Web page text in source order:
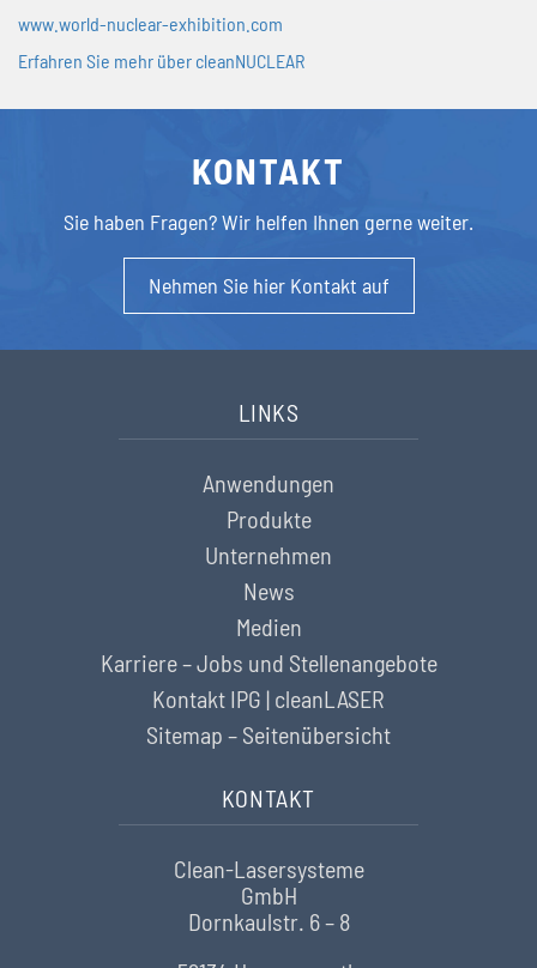
www.world-nuclear-exhibition.com
Erfahren Sie mehr über cleanNUCLEAR
KONTAKT
Sie haben Fragen? Wir helfen Ihnen gerne weiter.
Nehmen Sie hier Kontakt auf
LINKS
Anwendungen
Produkte
Unternehmen
News
Medien
Karriere – Jobs und Stellenangebote
Kontakt IPG | cleanLASER
Sitemap – Seitenübersicht
KONTAKT
Clean-Lasersysteme
GmbH
Dornkaulstr. 6 – 8